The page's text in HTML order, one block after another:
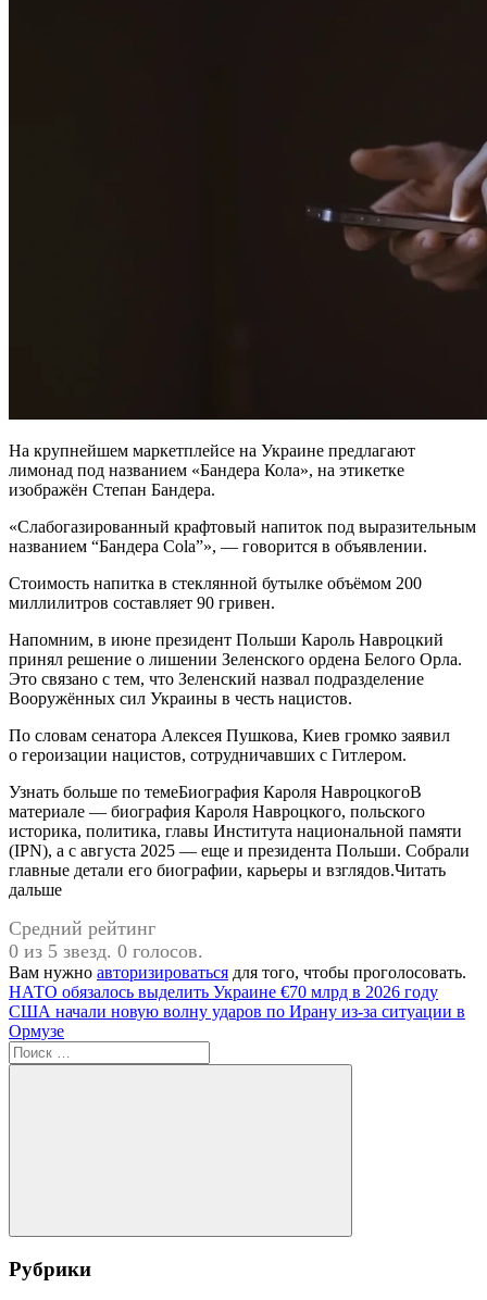
На крупнейшем маркетплейсе на Украине предлагают
лимонад под названием «Бандера Кола», на этикетке
изображён Степан Бандера.
«Слабогазированный крафтовый напиток под выразительным
названием “Бандера Cola”», — говорится в объявлении.
Стоимость напитка в стеклянной бутылке объёмом 200
миллилитров составляет 90 гривен.
Напомним, в июне президент Польши Кароль Навроцкий
принял решение о лишении Зеленского ордена Белого Орла.
Это связано с тем, что Зеленский назвал подразделение
Вооружённых сил Украины в честь нацистов.
По словам сенатора Алексея Пушкова, Киев громко заявил
о героизации нацистов, сотрудничавших с Гитлером.
Узнать больше по темеБиография Кароля НавроцкогоВ
материале — биография Кароля Навроцкого, польского
историка, политика, главы Института национальной памяти
(IPN), а с августа 2025 — еще и президента Польши. Собрали
главные детали его биографии, карьеры и взглядов.Читать
дальше
Средний рейтинг
0 из 5 звезд. 0 голосов.
Вам нужно авторизироваться для того, чтобы проголосовать.
Навигация
по
записям
Предыдущая
запись:
НАТО обязалось выделить Украине €70 млрд в 2026 году
Следующая
запись:
США начали новую волну ударов по Ирану из-за ситуации в
Ормузе
Поиск
для:
Поиск
Рубрики